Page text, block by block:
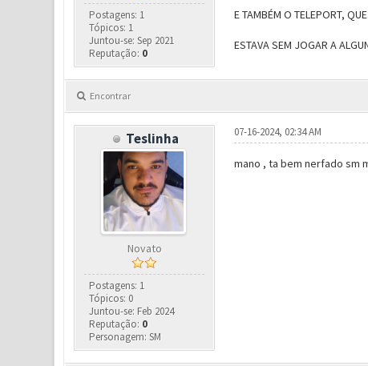
Postagens: 1
Tópicos: 1
Juntou-se: Sep 2021
Reputação: 0
E TAMBÉM O TELEPORT,
ESTAVA SEM JOGAR A
Encontrar
Teslinha
Novato
Postagens: 1
Tópicos: 0
Juntou-se: Feb 2024
Reputação: 0
Personagem: SM
07-16-2024, 02:34 AM
mano , ta bem nerfado sm